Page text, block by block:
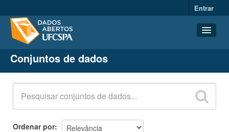
Entrar
Conjuntos de dados
Organizações
Grupos
Sobre
Conjuntos de dados
Ordenar por